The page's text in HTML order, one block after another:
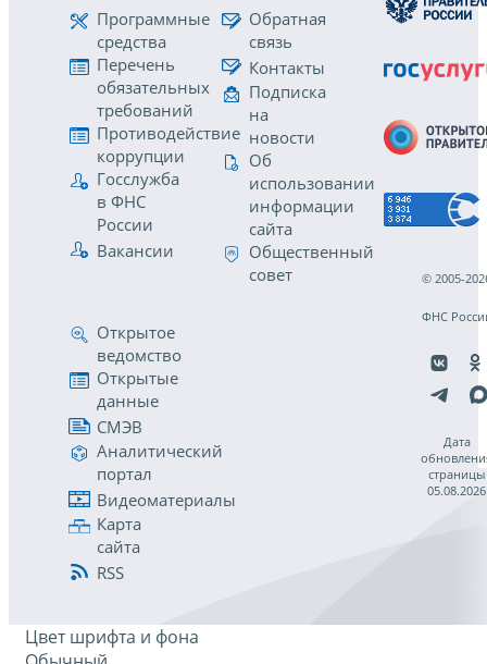
Программные
средства
Перечень
обязательных
требований
Противодействие
коррупции
Госслужба
в ФНС
России
Вакансии
Обратная
связь
Контакты
Подписка
на
новости
Об
использовании
информации
сайта
Общественный
совет
Открытое
ведомство
Открытые
данные
СМЭВ
Аналитический
портал
Видеоматериалы
Карта
сайта
RSS
© 2005-
ФНС
Дата
страницы
05.08.2026
Цвет шрифта и фона